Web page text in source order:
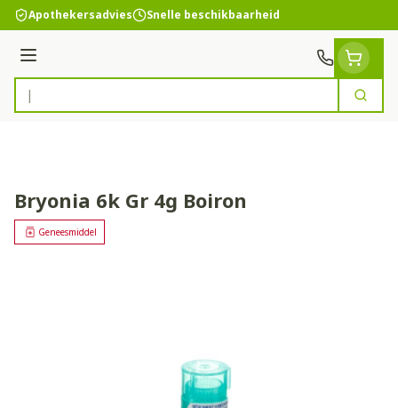
Ga naar de inhoud
Apothekersadvies Snelle beschikbaarheid
Menu
Product, merk, categorie...
Zoek
Bryonia 6k Gr 4g Boiron
Geneesmiddel